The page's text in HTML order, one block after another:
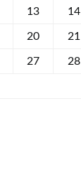
13 14
20 21
27 28